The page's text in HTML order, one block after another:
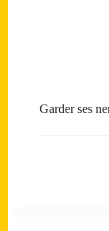
Garder ses